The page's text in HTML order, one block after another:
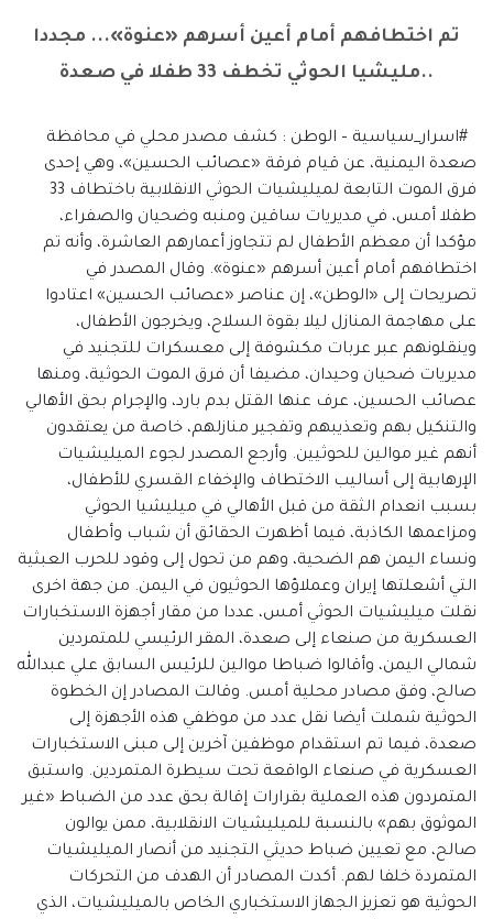
تم اختطافهم أمام أعين أسرهم «عنوة»... مجددا
..مليشيا الحوثي تخطف 33 طفلا في صعدة
#اسرار_سياسية – الوطن : كشف مصدر محلي في محافظة
صعدة اليمنية، عن قيام فرقة «عصائب الحسين»، وهي إحدى
فرق الموت التابعة لميليشيات الحوثي الانقلابية باختطاف 33
طفلا أمس، في مديريات ساقين ومنبه وضحيان والصفراء،
مؤكدا أن معظم الأطفال لم تتجاوز أعمارهم العاشرة، وأنه تم
اختطافهم أمام أعين أسرهم «عنوة». وقال المصدر في
تصريحات إلى «الوطن»، إن عناصر «عصائب الحسين» اعتادوا
على مهاجمة المنازل ليلا بقوة السلاح، ويخرجون الأطفال،
وينقلونهم عبر عربات مكشوفة إلى معسكرات للتجنيد في
مديريات ضحيان وحيدان، مضيفا أن فرق الموت الحوثية، ومنها
عصائب الحسين، عرف عنها القتل بدم بارد، والإجرام بحق الأهالي
والتنكيل بهم وتعذيبهم وتفجير منازلهم، خاصة من يعتقدون
أنهم غير موالين للحوثيين. وأرجع المصدر لجوء الميليشيات
الإرهابية إلى أساليب الاختطاف والإخفاء القسري للأطفال،
بسبب انعدام الثقة من قبل الأهالي في ميليشيا الحوثي
ومزاعمها الكاذبة، فيما أظهرت الحقائق أن شباب وأطفال
ونساء اليمن هم الضحية، وهم من تحول إلى وقود للحرب العبثية
التي أشعلتها إيران وعملاؤها الحوثيون في اليمن. من جهة اخرى
نقلت ميليشيات الحوثي أمس، عددا من مقار أجهزة الاستخبارات
العسكرية من صنعاء إلى صعدة، المقر الرئيسي للمتمردين
شمالي اليمن، وأقالوا ضباطا موالين للرئيس السابق علي عبدالله
صالح، وفق مصادر محلية أمس. وقالت المصادر إن الخطوة
الحوثية شملت أيضا نقل عدد من موظفي هذه الأجهزة إلى
صعدة، فيما تم استقدام موظفين آخرين إلى مبنى الاستخبارات
العسكرية في صنعاء الواقعة تحت سيطرة المتمردين. واستبق
المتمردون هذه العملية بقرارات إقالة بحق عدد من الضباط «غير
الموثوق بهم» بالنسبة للميليشيات الانقلابية، ممن يوالون
صالح، مع تعيين ضباط حديثي التجنيد من أنصار الميليشيات
المتمردة خلفا لهم. أكدت المصادر أن الهدف من التحركات
الحوثية هو تعزيز الجهاز الاستخباري الخاص بالميليشيات، الذي